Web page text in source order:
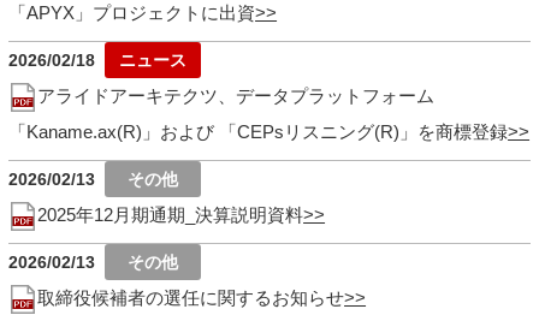
「APYX」プロジェクトに出資
2026/02/18
アライドアーキテクツ、データプラットフォーム
「Kaname.ax(R)」および 「CEPsリスニング(R)」を商標登録
2026/02/13
2025年12月期通期_決算説明資料
2026/02/13
取締役候補者の選任に関するお知らせ